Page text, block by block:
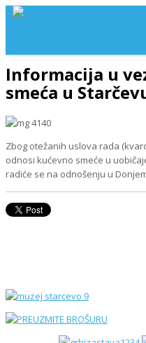
Informacija u
smeća u
Zbog otežanih uslova rada
odnosi kućevno smeće u
radiće se na odnošenju u